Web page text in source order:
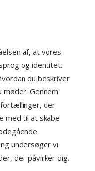
af, at vores
og identitet.
du beskriver
Gennem
der
med til at skabe
undersøger vi
der påvirker dig.